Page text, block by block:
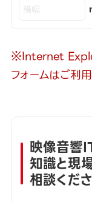
※Internet
フォームはご利
映像音響
知識と現
相談くだ